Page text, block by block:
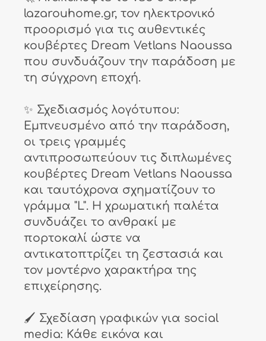
lazarouhome.gr, τον ηλεκτρονικό
προορισμό για τις αυθεντικές
κουβέρτες Dream Vetlans Naoussa
που συνδυάζουν την παράδοση με
τη σύγχρονη εποχή.
✨ Σχεδιασμός λογότυπου:
Εμπνευσμένο από την παράδοση,
οι τρεις γραμμές
αντιπροσωπεύουν τις διπλωμένες
κουβέρτες Dream Vetlans Naoussa
και ταυτόχρονα σχηματίζουν το
γράμμα "L". Η χρωματική παλέτα
συνδυάζει το ανθρακί με
πορτοκαλί ώστε να
αντικατοπτρίζει τη ζεστασιά και
τον μοντέρνο χαρακτήρα της
επιχείρησης.
🖌️ Σχεδίαση γραφικών για social
media: Κάθε εικόνα και